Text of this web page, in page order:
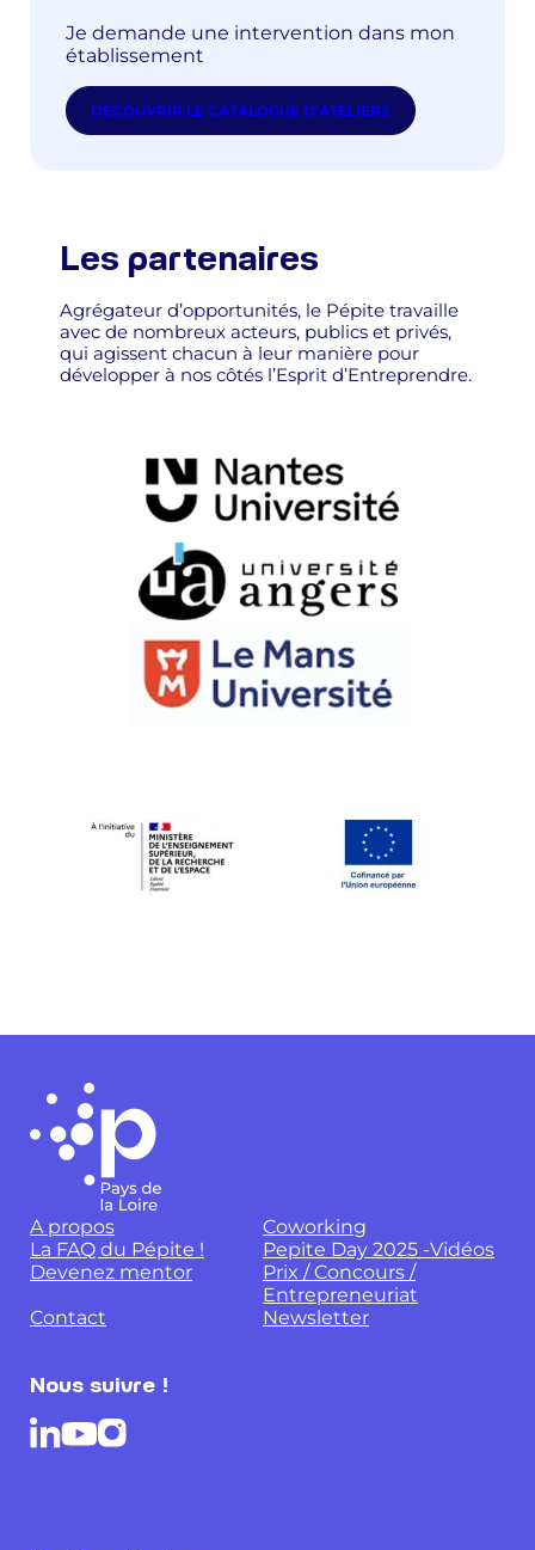
Je demande une intervention dans mon
établissement
DÉCOUVRIR LE CATALOGUE D’ATELIERS
Les partenaires
Agrégateur d’opportunités, le Pépite travaille
avec de nombreux acteurs, publics et privés,
qui agissent chacun à leur manière pour
développer à nos côtés l’Esprit d’Entreprendre.
A propos
Coworking
La FAQ du Pépite !
Pepite Day 2025 -Vidéos
Devenez mentor
Prix / Concours /
Entrepreneuriat
Contact
Newsletter
Nous suivre !